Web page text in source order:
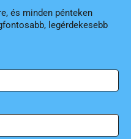
és minden pénteken
legérdekesebb